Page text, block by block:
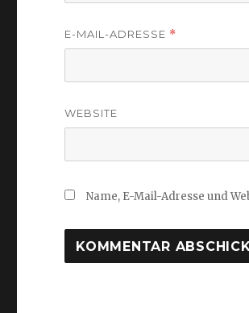
E-MAIL-ADRESSE *
WEBSITE
Name, E-Mail-Adresse und